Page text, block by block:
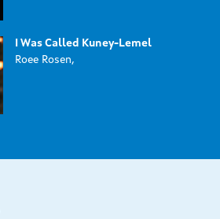
I Was Called Kuney-Lemel
Roee Rosen,